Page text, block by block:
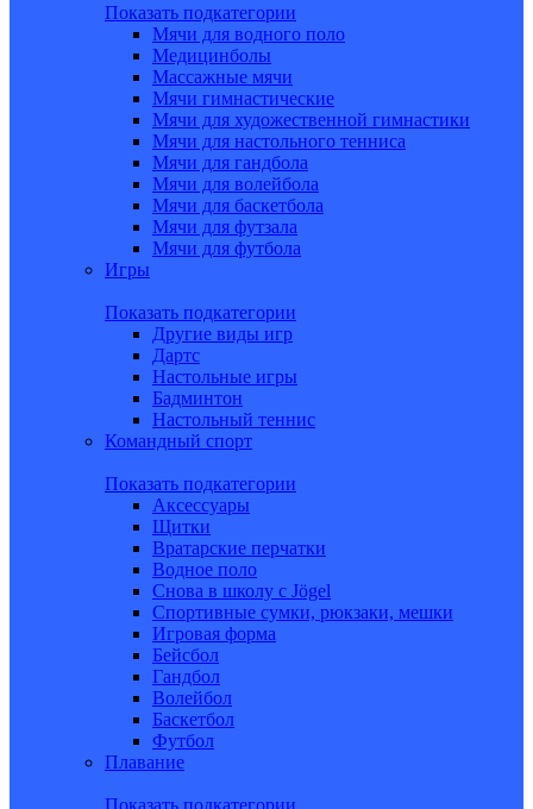
Показать подкатегории
Мячи для водного поло
Медицинболы
Массажные мячи
Мячи гимнастические
Мячи для художественной гимнастики
Мячи для настольного тенниса
Мячи для гандбола
Мячи для волейбола
Мячи для баскетбола
Мячи для футзала
Мячи для футбола
Игры
Показать подкатегории
Другие виды игр
Дартс
Настольные игры
Бадминтон
Настольный теннис
Командный спорт
Показать подкатегории
Аксессуары
Щитки
Вратарские перчатки
Водное поло
Снова в школу c Jögel
Спортивные сумки, рюкзаки, мешки
Игровая форма
Бейсбол
Гандбол
Волейбол
Баскетбол
Футбол
Плавание
Показать подкатегории